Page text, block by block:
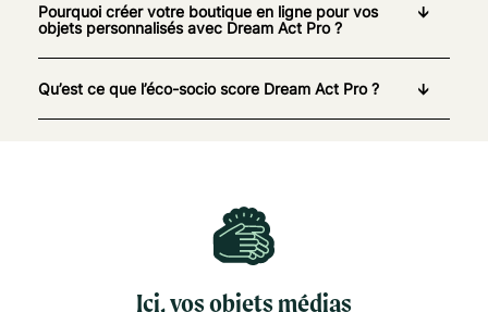
Pourquoi créer votre boutique en ligne pour vos
objets personnalisés avec Dream Act Pro ?
Qu’est ce que l’éco-socio score Dream Act Pro ?
Ici, vos objets médias